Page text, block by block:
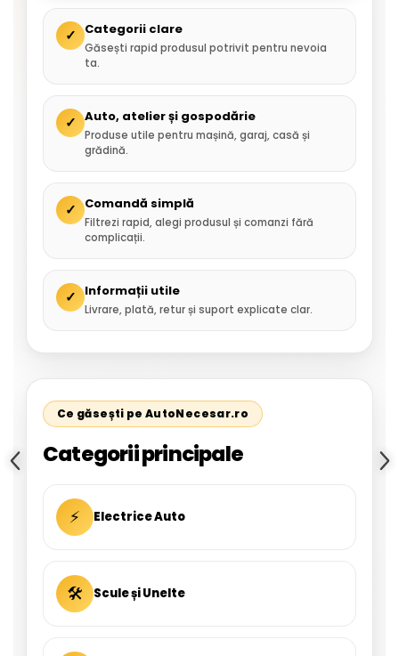
✓ Categorii clare
Găsești rapid produsul potrivit pentru nevoia
ta.
✓ Auto, atelier și gospodărie
Produse utile pentru mașină, garaj, casă și
grădină.
✓ Comandă simplă
Filtrezi rapid, alegi produsul și comanzi fără
complicații.
✓ Informații utile
Livrare, plată, retur și suport explicate clar.
Ce găsești pe AutoNecesar.ro
Categorii principale
⚡ Electrice Auto
🛠 Scule și Unelte